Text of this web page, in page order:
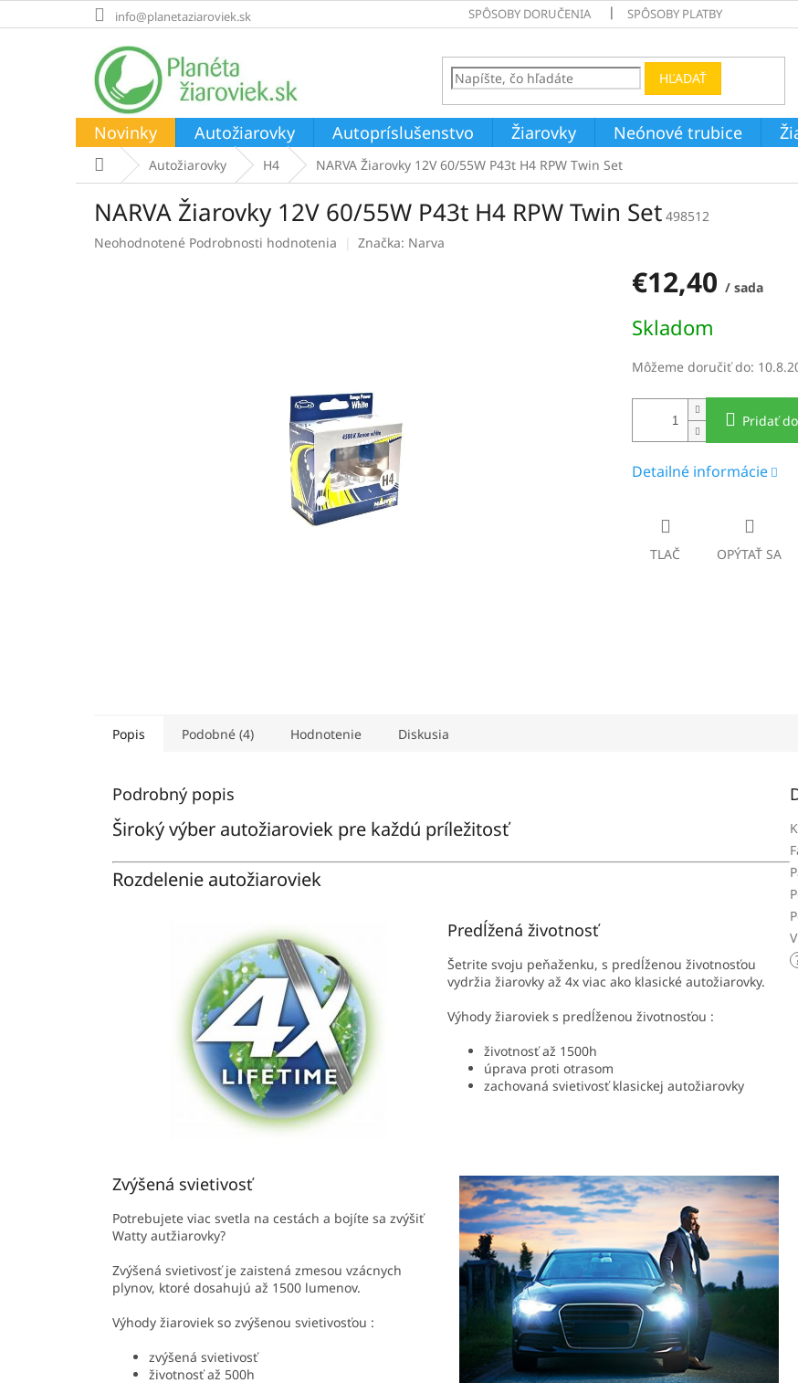
na
info@planetaziaroviek.sk SPÔSOBY DORUČENIA SPÔSOBY PLATBY
HĽADAŤ
Novinky Autožiarovky Autopríslušenstvo Žiarovky Neónové trubice
DomovAutožiarovky H4 NARVA Žiarovky 12V 60/55W P43t H4 RPW Twin Set
NARVA Žiarovky 12V 60/55W P43t H4 RPW Twin Set 498512
Priemerné
Neohodnotené Podrobnosti hodnotenia Značka: Narva
€12,40 / sada
cena:
Skladom
Môžeme doručiť do:
Pridať
Detailné informácie
TLAČ OPÝTAŤ SA
Popis Podobné (4) Hodnotenie Diskusia
Podrobný popis
Široký výber autožiaroviek pre každú príležitosť
Rozdelenie autožiaroviek
Predĺžená životnosť
Šetrite svoju peňaženku, s predĺženou životnosťou
vydržia žiarovky až 4x viac ako klasické autožiarovky.
Výhody žiaroviek s predĺženou životnosťou :
životnosť až 1500h
úprava proti otrasom
zachovaná svietivosť klasickej autožiarovky
Zvýšená svietivosť
Potrebujete viac svetla na cestách a bojíte sa zvýšiť
Watty autžiarovky?
Zvýšená svietivosť je zaistená zmesou vzácnych
plynov, ktoré dosahujú až 1500 lumenov.
Výhody žiaroviek so zvýšenou svietivosťou :
zvýšená svietivosť
životnosť až 500h
V